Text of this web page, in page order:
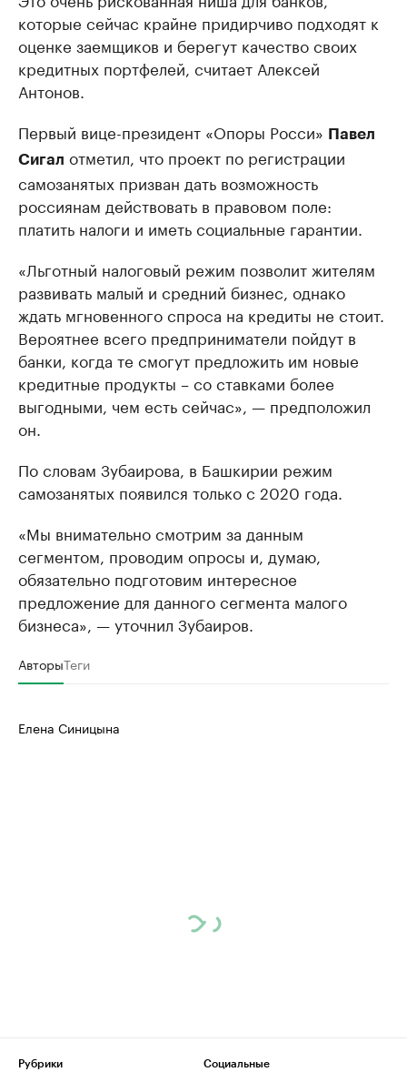
которые сейчас крайне придирчиво подходят к
оценке заемщиков и берегут качество своих
кредитных портфелей, считает Алексей
Антонов.
Первый вице-президент «Опоры Росси» Павел
Сигал отметил, что проект по регистрации
самозанятых призван дать возможность
россиянам действовать в правовом поле:
платить налоги и иметь социальные гарантии.
«Льготный налоговый режим позволит жителям
развивать малый и средний бизнес, однако
ждать мгновенного спроса на кредиты не стоит.
Вероятнее всего предприниматели пойдут в
банки, когда те смогут предложить им новые
кредитные продукты – со ставками более
выгодными, чем есть сейчас», — предположил
он.
По словам Зубаирова, в Башкирии режим
самозанятых появился только с 2020 года.
«Мы внимательно смотрим за данным
сегментом, проводим опросы и, думаю,
обязательно подготовим интересное
предложение для данного сегмента малого
бизнеса», — уточнил Зубаиров.
АвторыТеги
Елена Синицына
Рубрики
Социальные